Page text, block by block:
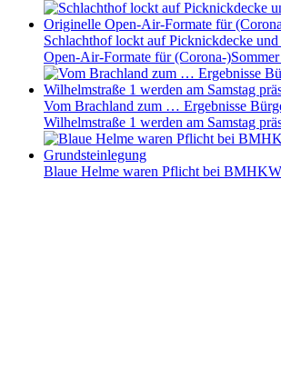
Schlachthof lockt auf Picknickdecke
Open-Air-Formate für (Corona-)Sommer
Vom Brachland zum … Ergebnisse
Wilhelmstraße 1 werden am Samstag
Blaue Helme waren Pflicht bei